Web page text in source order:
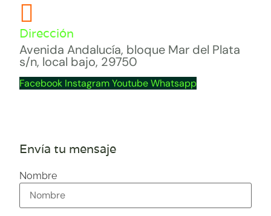
Dirección
Avenida Andalucía, bloque Mar del Plata
s/n, local bajo, 29750
Facebook InstagramYoutubeWhatsapp
Envía tu mensaje
Nombre